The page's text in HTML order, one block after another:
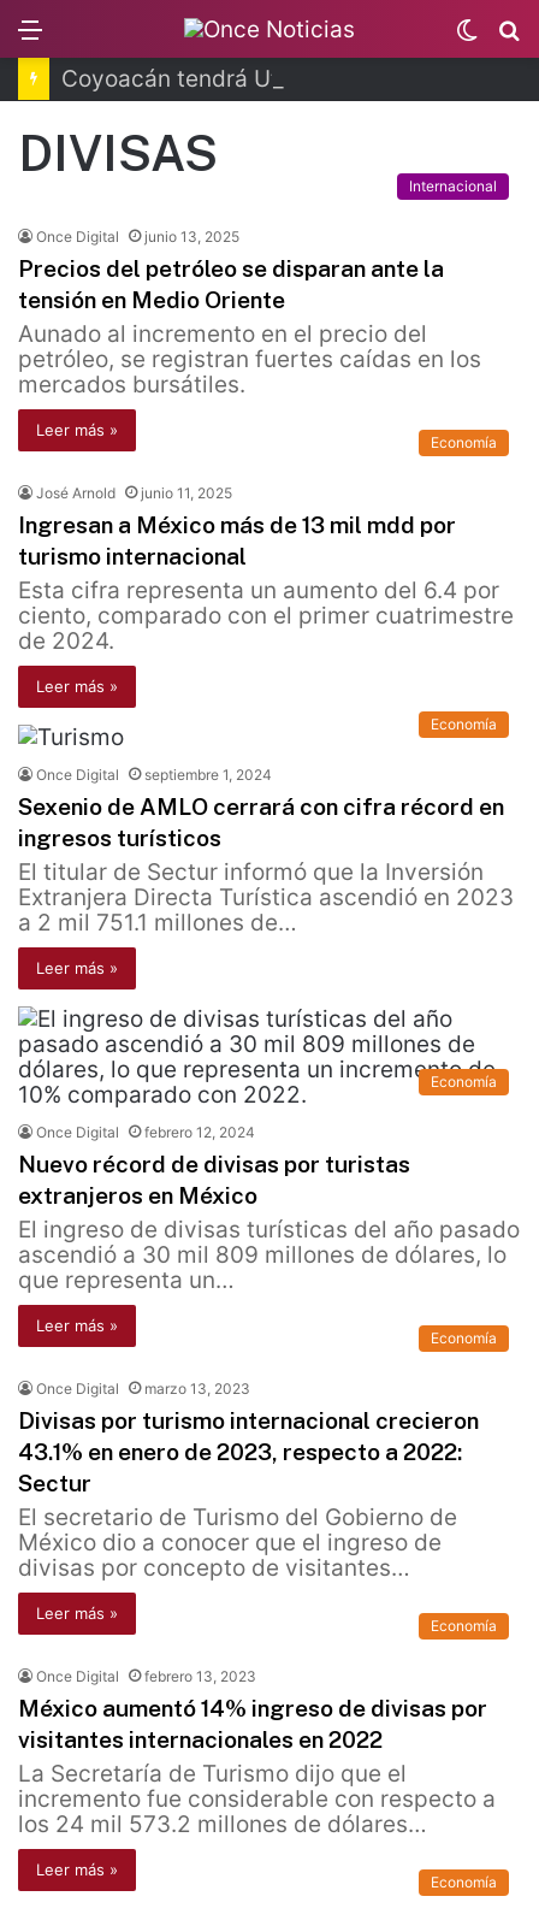
Switch
skin
DIVISAS
Internacional
Once Digital junio 13, 2025
Precios del petróleo se disparan ante la
tensión en Medio Oriente
Aunado al incremento en el precio del
petróleo, se registran fuertes caídas en los
mercados bursátiles.
Leer más »
Economía
José Arnold junio 11, 2025
Ingresan a México más de 13 mil mdd por
turismo internacional
Esta cifra representa un aumento del 6.4 por
ciento, comparado con el primer cuatrimestre
de 2024.
Leer más »
Economía
Once Digital septiembre 1, 2024
Sexenio de AMLO cerrará con cifra récord en
ingresos turísticos
El titular de Sectur informó que la Inversión
Extranjera Directa Turística ascendió en 2023
a 2 mil 751.1 millones de…
Leer más »
Economía
Once Digital febrero 12, 2024
Nuevo récord de divisas por turistas
extranjeros en México
El ingreso de divisas turísticas del año pasado
ascendió a 30 mil 809 millones de dólares, lo
que representa un…
Leer más »
Economía
Once Digital marzo 13, 2023
Divisas por turismo internacional crecieron
43.1% en enero de 2023, respecto a 2022:
Sectur
El secretario de Turismo del Gobierno de
México dio a conocer que el ingreso de
divisas por concepto de visitantes…
Leer más »
Economía
Once Digital febrero 13, 2023
México aumentó 14% ingreso de divisas por
visitantes internacionales en 2022
La Secretaría de Turismo dijo que el
incremento fue considerable con respecto a
los 24 mil 573.2 millones de dólares…
Leer más »
Economía